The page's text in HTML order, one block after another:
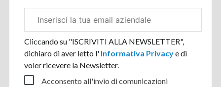
aziendale
Cliccando su "ISCRIVITI ALLA NEWSLETTER",
dichiaro di aver letto l' Informativa Privacye di
voler ricevere la Newsletter.
Acconsento all'invio di comunicazioni